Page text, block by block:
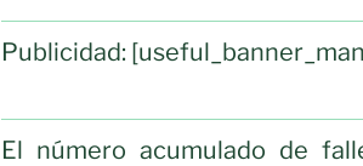
Publicidad:
El número acumulado de